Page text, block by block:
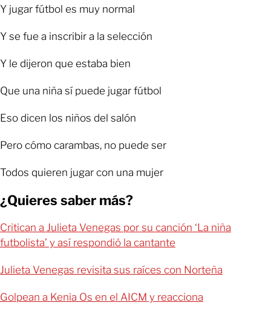
Y jugar fútbol es muy normal
Y se fue a inscribir a la selección
Y le dijeron que estaba bien
Que una niña sí puede jugar fútbol
Eso dicen los niños del salón
Pero cómo carambas, no puede ser
Todos quieren jugar con una mujer
¿Quieres saber más?
Critican a Julieta Venegas por su canción ‘La niña
futbolista’ y así respondió la cantante
Julieta Venegas revisita sus raíces con Norteña
Golpean a Kenia Os en el AICM y reacciona